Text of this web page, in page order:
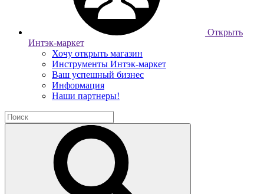
Открыть
Интэк-маркет
Хочу открыть магазин
Инструменты Интэк-маркет
Ваш успешный бизнес
Информация
Наши партнеры!